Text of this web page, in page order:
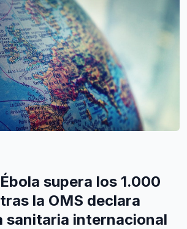
supera los 1.000
la OMS declara
sanitaria internacional